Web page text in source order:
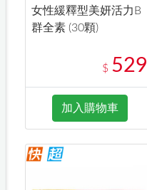
女性緩釋型美妍活力B
群全素 (30顆)
$ 529
加入購物車